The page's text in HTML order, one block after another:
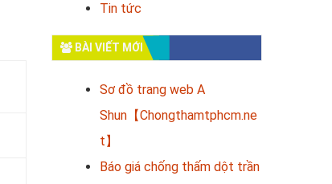
Tin tức
BÀI VIẾT MỚI
Sơ đồ trang web A
Shun【Chongthamtphcm.ne
t】
Báo giá chống thấm dột trần